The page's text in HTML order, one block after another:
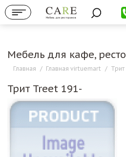
Мебель для ресторанов
Мебель для кафе,
Главная / Главная virtuemart /
Трит Treet 191-